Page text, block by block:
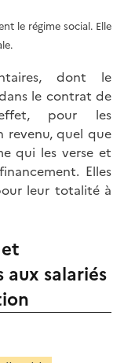
le régime social. Elle
dont le
le contrat de
pour les
revenu, quel que
qui les verse et
Elles
leur totalité à
salariés